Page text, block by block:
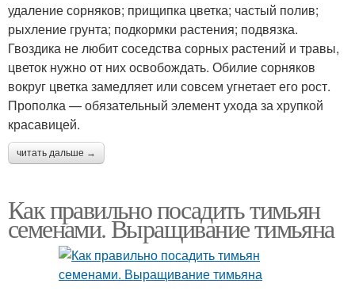
удаление сорняков; прищипка цветка; частый полив;
рыхление грунта; подкормки растения; подвязка.
Гвоздика не любит соседства сорных растений и травы,
цветок нужно от них освобождать. Обилие сорняков
вокруг цветка замедляет или совсем угнетает его рост.
Прополка — обязательный элемент ухода за хрупкой
красавицей.
читать дальше →
Как правильно посадить тимьян
семенами. Выращивание тимьяна